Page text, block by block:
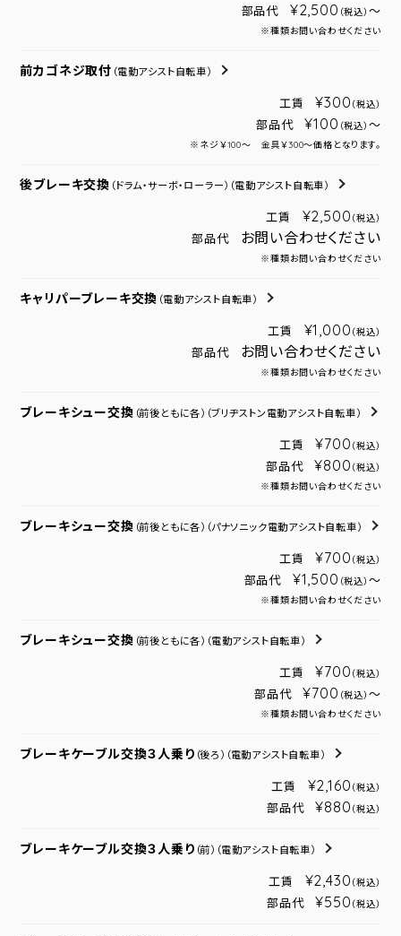
部品代 ¥2,500 （税込） ～
※種類お問い合わせください
前カゴネジ取付 （電動アシスト自転車）
工賃 ¥300 （税込）
部品代 ¥100 （税込） ～
※ネジ￥100～ 金具￥300～価格となります。
後ブレーキ交換 （ドラム・サーボ・ローラー） （電動アシスト自転車）
工賃 ¥2,500 （税込）
部品代 お問い合わせください
※種類お問い合わせください
キャリパーブレーキ交換 （電動アシスト自転車）
工賃 ¥1,000 （税込）
部品代 お問い合わせください
※種類お問い合わせください
ブレーキシュー交換 （前後ともに各） （ブリヂストン電動アシスト自転車）
工賃 ¥700 （税込）
部品代 ¥800 （税込）
※種類お問い合わせください
ブレーキシュー交換 （前後ともに各） （パナソニック電動アシスト自転車）
工賃 ¥700 （税込）
部品代 ¥1,500 （税込） ～
※種類お問い合わせください
ブレーキシュー交換 （前後ともに各） （電動アシスト自転車）
工賃 ¥700 （税込）
部品代 ¥700 （税込） ～
※種類お問い合わせください
ブレーキケーブル交換３人乗り （後ろ） （電動アシスト自転車）
工賃 ¥2,160 （税込）
部品代 ¥880 （税込）
ブレーキケーブル交換３人乗り （前） （電動アシスト自転車）
工賃 ¥2,430 （税込）
部品代 ¥550 （税込）